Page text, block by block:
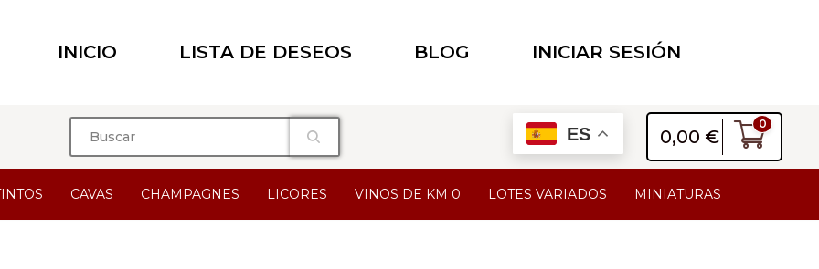
INICIO LISTA DE DESEOS BLOG INICIAR SESIÓN
ES 0,00 €
0
CAVAS CHAMPAGNES LICORES VINOS DE KM 0 LOTES VARIADOS MINIATURAS